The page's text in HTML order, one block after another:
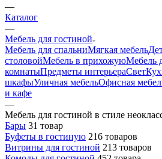
318
Главная
—
Каталог
—
Мебель для гостиной
Мебель для спальниМягкая мебель
столовойМебель в прихожуюМебель
комнаты
шкафы
и кафе
—
Мебель для гостиной в стиле
Бары 31 товар